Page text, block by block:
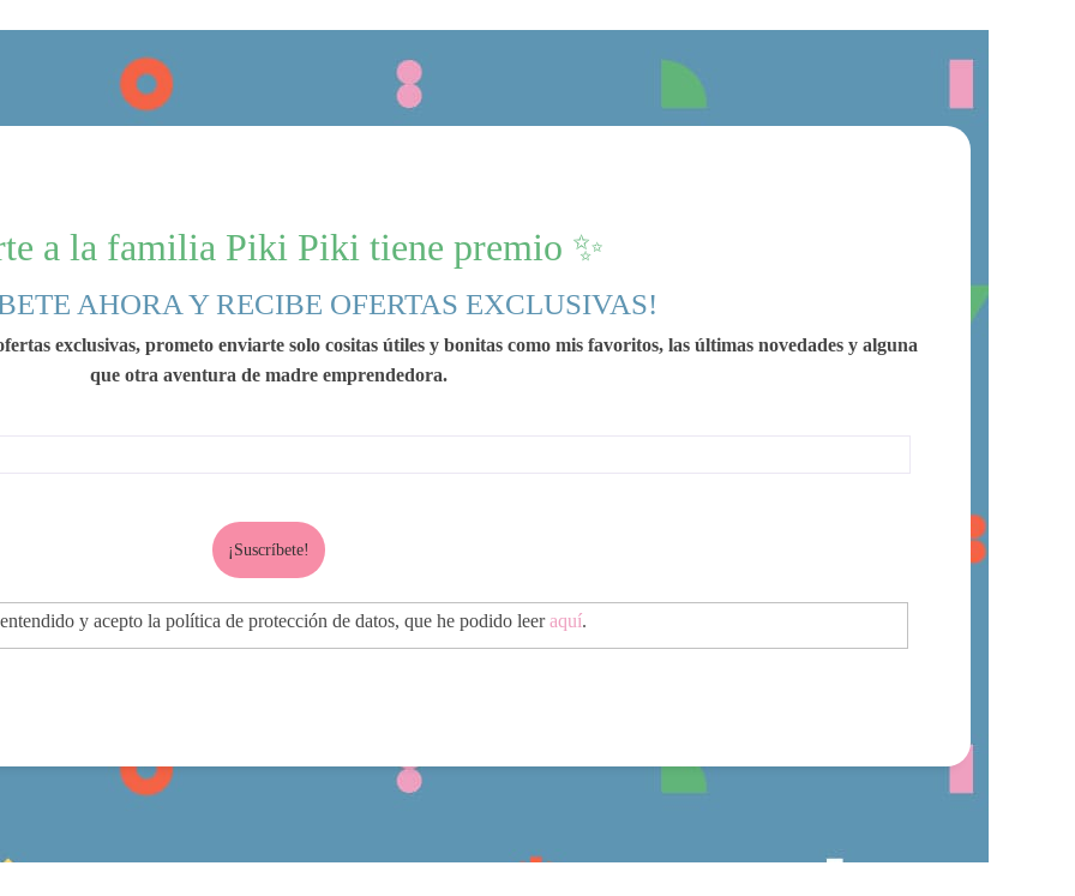
a la familia Piki Piki tiene premio ✨
AHORA Y RECIBE OFERTAS EXCLUSIVAS!
exclusivas, prometo enviarte solo cositas útiles y bonitas como mis favoritos, las últimas novedades y alguna
que otra aventura de madre emprendedora.
y acepto la política de protección de datos, que he podido leeraquí.